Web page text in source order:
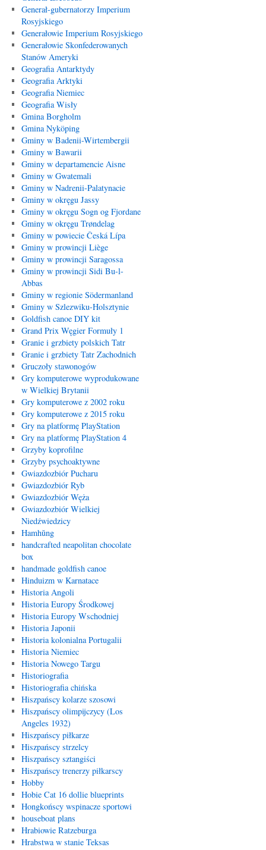
Generał-gubernatorzy Imperium
Rosyjskiego
Generałowie Imperium Rosyjskiego
Generałowie Skonfederowanych
Stanów Ameryki
Geografia Antarktydy
Geografia Arktyki
Geografia Niemiec
Geografia Wisły
Gmina Borgholm
Gmina Nyköping
Gminy w Badenii-Wirtembergii
Gminy w Bawarii
Gminy w departamencie Aisne
Gminy w Gwatemali
Gminy w Nadrenii-Palatynacie
Gminy w okręgu Jassy
Gminy w okręgu Sogn og Fjordane
Gminy w okręgu Trøndelag
Gminy w powiecie Česká Lípa
Gminy w prowincji Liège
Gminy w prowincji Saragossa
Gminy w prowincji Sidi Bu-l-
Abbas
Gminy w regionie Södermanland
Gminy w Szlezwiku-Holsztynie
Goldfish canoe DIY kit
Grand Prix Węgier Formuły 1
Granie i grzbiety polskich Tatr
Granie i grzbiety Tatr Zachodnich
Gruczoły stawonogów
Gry komputerowe wyprodukowane
w Wielkiej Brytanii
Gry komputerowe z 2002 roku
Gry komputerowe z 2015 roku
Gry na platformę PlayStation
Gry na platformę PlayStation 4
Grzyby koprofilne
Grzyby psychoaktywne
Gwiazdozbiór Pucharu
Gwiazdozbiór Ryb
Gwiazdozbiór Węża
Gwiazdozbiór Wielkiej
Niedźwiedzicy
Hamhŭng
handcrafted neapolitan chocolate
box
handmade goldfish canoe
Hinduizm w Karnatace
Historia Angoli
Historia Europy Środkowej
Historia Europy Wschodniej
Historia Japonii
Historia kolonialna Portugalii
Historia Niemiec
Historia Nowego Targu
Historiografia
Historiografia chińska
Hiszpańscy kolarze szosowi
Hiszpańscy olimpijczycy (Los
Angeles 1932)
Hiszpańscy piłkarze
Hiszpańscy strzelcy
Hiszpańscy sztangiści
Hiszpańscy trenerzy piłkarscy
Hobby
Hobie Cat 16 dollie blueprints
Hongkońscy wspinacze sportowi
houseboat plans
Hrabiowie Ratzeburga
Hrabstwa w stanie Teksas